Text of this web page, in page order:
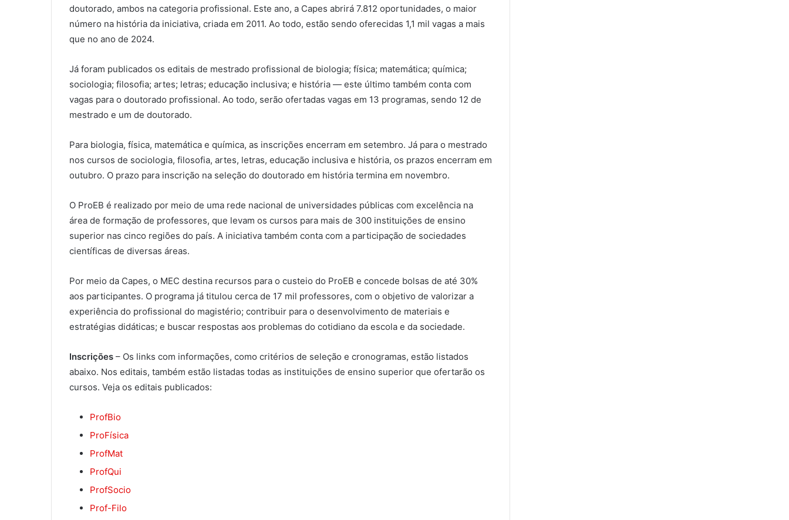
doutorado, ambos na categoria profissional. Este ano, a Capes abrirá 7.812 oportunidades, o maior
número na história da iniciativa, criada em 2011. Ao todo, estão sendo oferecidas 1,1 mil vagas a mais
que no ano de 2024.
Já foram publicados os editais de mestrado profissional de biologia; física; matemática; química;
sociologia; filosofia; artes; letras; educação inclusiva; e história — este último também conta com
vagas para o doutorado profissional. Ao todo, serão ofertadas vagas em 13 programas, sendo 12 de
mestrado e um de doutorado.
Para biologia, física, matemática e química, as inscrições encerram em setembro. Já para o mestrado
nos cursos de sociologia, filosofia, artes, letras, educação inclusiva e história, os prazos encerram em
outubro. O prazo para inscrição na seleção do doutorado em história termina em novembro.
O ProEB é realizado por meio de uma rede nacional de universidades públicas com excelência na
área de formação de professores, que levam os cursos para mais de 300 instituições de ensino
superior nas cinco regiões do país. A iniciativa também conta com a participação de sociedades
científicas de diversas áreas.
Por meio da Capes, o MEC destina recursos para o custeio do ProEB e concede bolsas de até 30%
aos participantes. O programa já titulou cerca de 17 mil professores, com o objetivo de valorizar a
experiência do profissional do magistério; contribuir para o desenvolvimento de materiais e
estratégias didáticas; e buscar respostas aos problemas do cotidiano da escola e da sociedade.
Inscrições – Os links com informações, como critérios de seleção e cronogramas, estão listados
abaixo. Nos editais, também estão listadas todas as instituições de ensino superior que ofertarão os
cursos. Veja os editais publicados:
ProfBio
ProFísica
ProfMat
ProfQui
ProfSocio
Prof-Filo